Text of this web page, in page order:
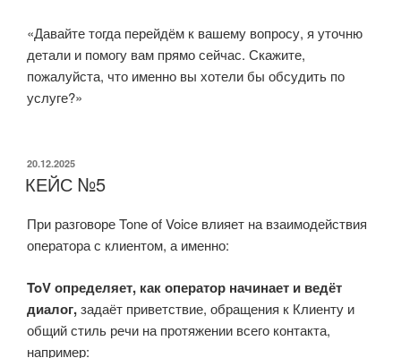
«Давайте тогда перейдём к вашему вопросу, я уточню
детали и помогу вам прямо сейчас. Скажите,
пожалуйста, что именно вы хотели бы обсудить по
услуге?»
ОПУБЛИКОВАНО
20.12.2025
КЕЙС №5
При разговоре Tone of Voice влияет на взаимодействия
оператора с клиентом, а именно:
ToV определяет, как оператор начинает и ведёт
диалог,задаёт приветствие, обращения к Клиенту и
общий стиль речи на протяжении всего контакта,
например: